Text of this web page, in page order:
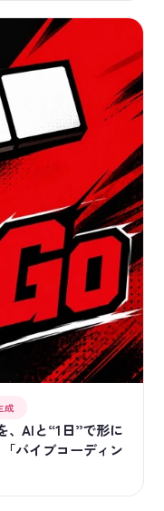
成
、AIと“1日”で形に
バイブコーディン